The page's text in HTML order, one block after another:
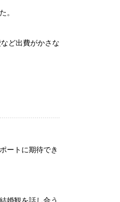
。
ど出費がかさな
ートに期待でき